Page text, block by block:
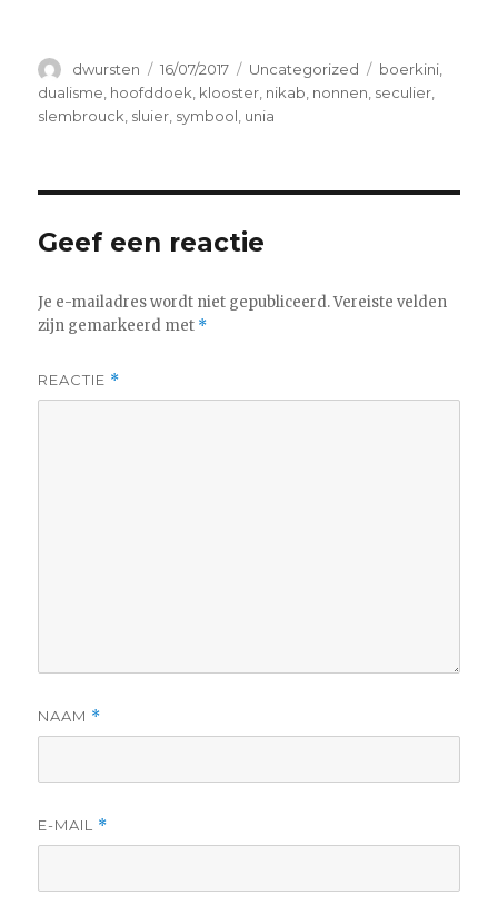
Auteur
dwursten
Geplaatst
op
16/07/2017 Categorieën
Uncategorized Tags
boerkini
dualisme hoofddoek klooster nikab nonnen seculier
slembrouck sluier symbool unia
Geef een reactie
Je e-mailadres wordt niet gepubliceerd. Vereiste velden
zijn gemarkeerd met *
REACTIE *
NAAM *
E-MAIL *